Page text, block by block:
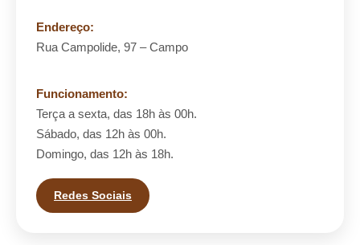
Endereço:
Rua Campolide, 97 – Campo
Funcionamento:
Terça a sexta, das 18h às 00h.
Sábado, das 12h às 00h.
Domingo, das 12h às 18h.
Redes Sociais